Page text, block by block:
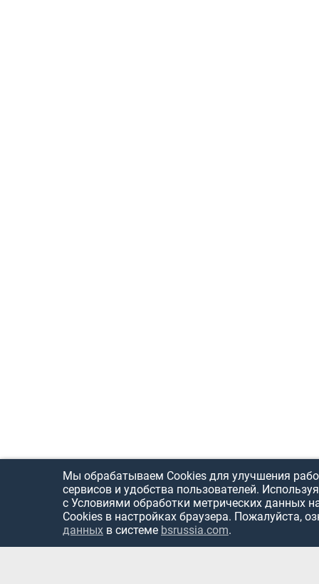
Мы обрабатываем Cookies для улучшения
сервисов и удобства пользователей.
с Условиями обработки метрических данных
Cookies в настройках браузера. Пожалуйста,
данных в системе bsrussia.com.